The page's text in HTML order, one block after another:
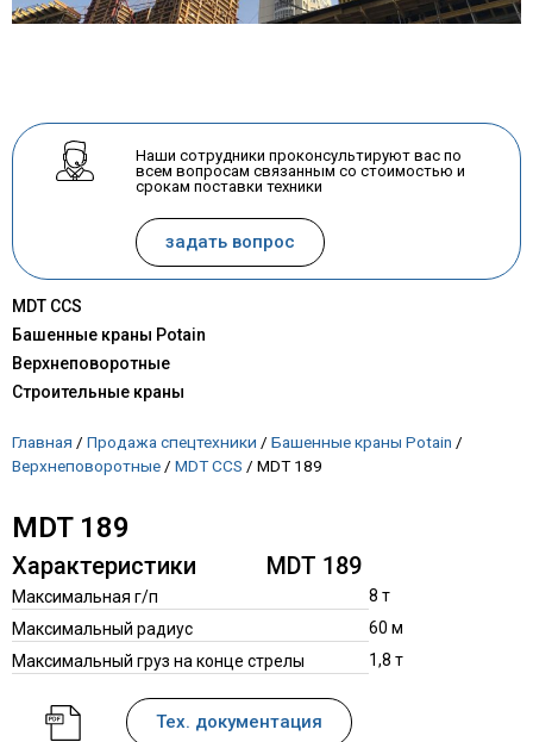
Наши сотрудники проконсультируют вас по
всем вопросам связанным со стоимостью и
срокам поставки техники
задать вопрос
MDT CCS
Башенные краны Potain
Верхнеповоротные
Строительные краны
Главная / Продажа спецтехники / Башенные краны Potain /
Верхнеповоротные/ MDT CCS / MDT 189
MDT 189
Характеристики MDT 189
Максимальная г/п
8 т
Максимальный радиус
60 м
Максимальный груз на конце стрелы
1,8 т
Тех. документация